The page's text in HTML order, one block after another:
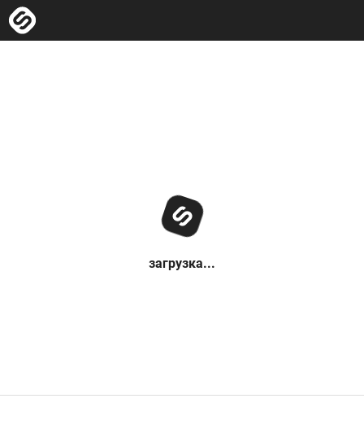
загрузка...